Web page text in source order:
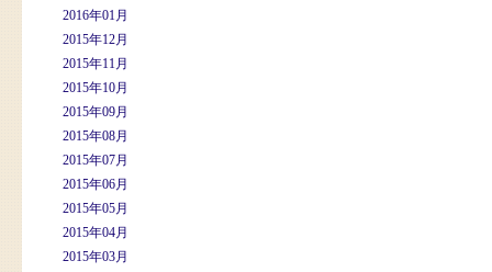
2016年01月
2015年12月
2015年11月
2015年10月
2015年09月
2015年08月
2015年07月
2015年06月
2015年05月
2015年04月
2015年03月